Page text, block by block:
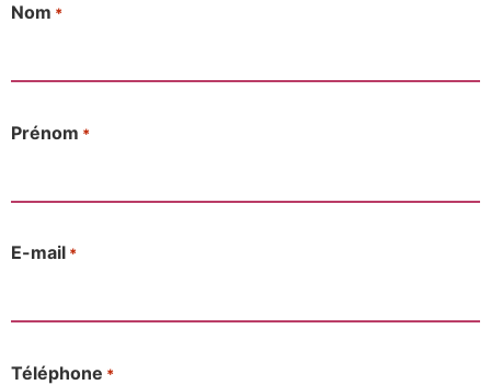
Nom *
Prénom *
E-mail *
Téléphone *